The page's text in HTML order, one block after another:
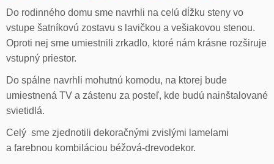
Do rodinného domu sme navrhli na celú dĺžku steny vo
vstupe šatníkovú zostavu s lavičkou a vešiakovou stenou.
Oproti nej sme umiestnili zrkadlo, ktoré nám krásne rozširuje
vstupný priestor.
Do spálne navrhli mohutnú komodu, na ktorej bude
umiestnená TV a zástenu za posteľ, kde budú nainštalované
svietidlá.
Celý sme zjednotili dekoračnými zvislými lamelami
a farebnou kombiláciou béžová-drevodekor.